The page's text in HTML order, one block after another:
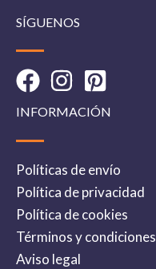
SÍGUENOS
INFORMACIÓN
Políticas de envío
Política de privacidad
Política de cookies
Términos y condiciones
Aviso legal